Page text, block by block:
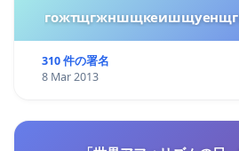
310 件の署名
8 Mar 2013